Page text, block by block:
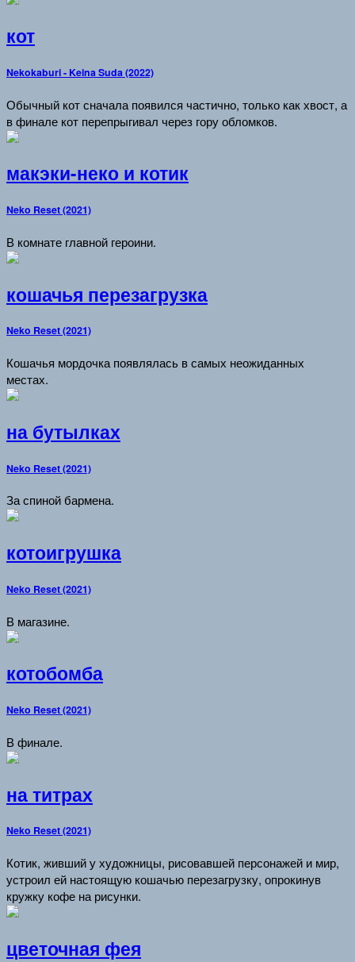
кот
Nekokaburi - Keina Suda (2022)
Обычный кот сначала появился частично, только как хвост, а
в финале кот перепрыгивал через гору обломков.
макэки-неко и котик
Neko Reset (2021)
В комнате главной героини.
кошачья перезагрузка
Neko Reset (2021)
Кошачья мордочка появлялась в самых неожиданных
местах.
на бутылках
Neko Reset (2021)
За спиной бармена.
котоигрушка
Neko Reset (2021)
В магазине.
котобомба
Neko Reset (2021)
В финале.
на титрах
Neko Reset (2021)
Котик, живший у художницы, рисовавшей персонажей и мир,
устроил ей настоящую кошачью перезагрузку, опрокинув
кружку кофе на рисунки.
цветочная фея